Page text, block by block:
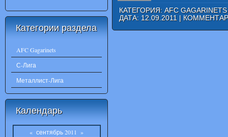
Категории раздела
AFC Gagarinets
С-Лига
Металлист-Лига
Календарь
« сентябрь 2011 »
КАТЕГОРИЯ: AFC GAGARINETS
ДАТА: 12.09.2011 |